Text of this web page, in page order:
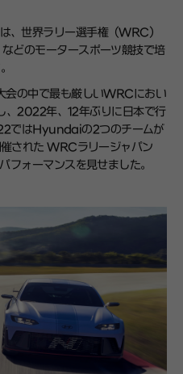
、世界ラリー選手権（WRC）
どのモータースポーツ競技で培
会の中で最も厳しいWRCにおい
2022年、12年ぶりに日本で行
ではHyundaiの2つのチームが
催されたWRCラリージャパン
フォーマンスを見せました。